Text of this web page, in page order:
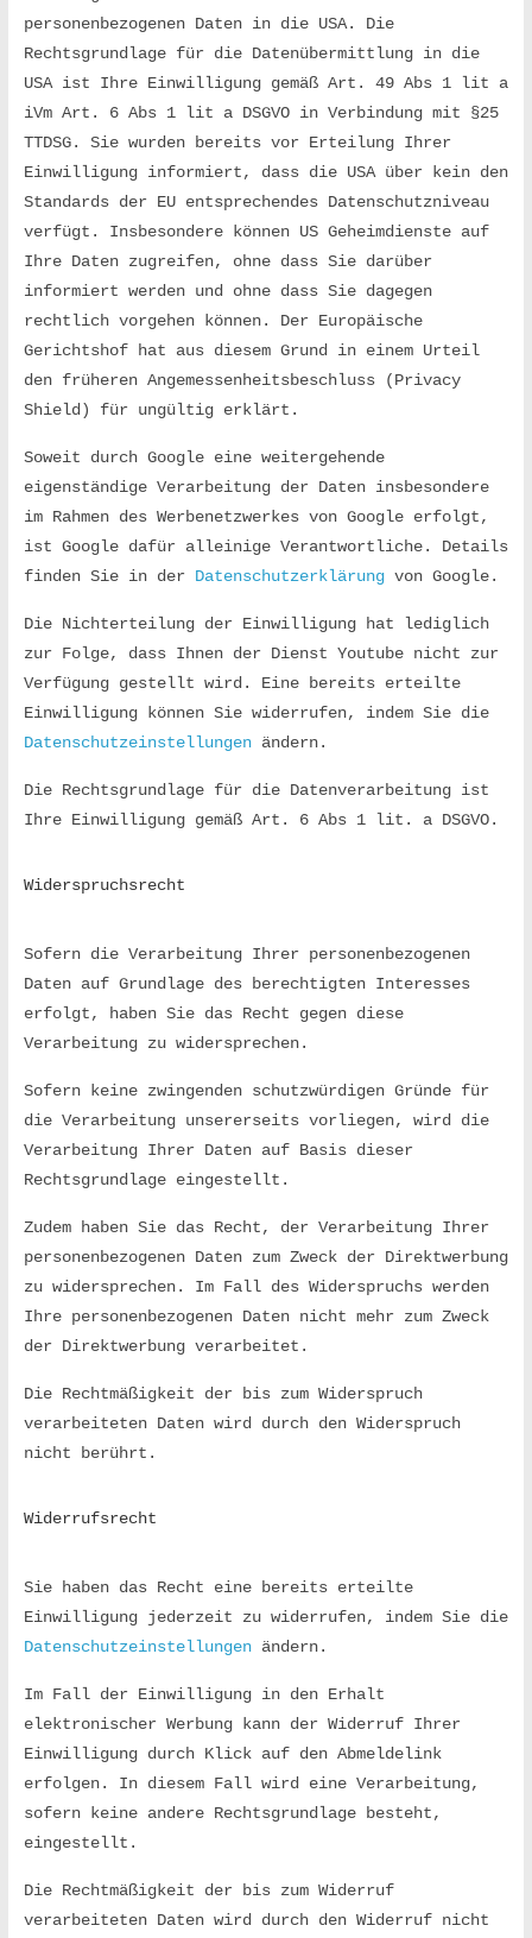
personenbezogenen Daten in die USA. Die
Rechtsgrundlage für die Datenübermittlung in die
USA ist Ihre Einwilligung gemäß Art. 49 Abs 1 lit a
iVm Art. 6 Abs 1 lit a DSGVO in Verbindung mit §25
TTDSG. Sie wurden bereits vor Erteilung Ihrer
Einwilligung informiert, dass die USA über kein den
Standards der EU entsprechendes Datenschutzniveau
verfügt. Insbesondere können US Geheimdienste auf
Ihre Daten zugreifen, ohne dass Sie darüber
informiert werden und ohne dass Sie dagegen
rechtlich vorgehen können. Der Europäische
Gerichtshof hat aus diesem Grund in einem Urteil
den früheren Angemessenheitsbeschluss (Privacy
Shield) für ungültig erklärt.
Soweit durch Google eine weitergehende
eigenständige Verarbeitung der Daten insbesondere
im Rahmen des Werbenetzwerkes von Google erfolgt,
ist Google dafür alleinige Verantwortliche. Details
finden Sie in der Datenschutzerklärung von Google.
Die Nichterteilung der Einwilligung hat lediglich
zur Folge, dass Ihnen der Dienst Youtube nicht zur
Verfügung gestellt wird. Eine bereits erteilte
Einwilligung können Sie widerrufen, indem Sie die
Datenschutzeinstellungen ändern.
Die Rechtsgrundlage für die Datenverarbeitung ist
Ihre Einwilligung gemäß Art. 6 Abs 1 lit. a DSGVO.
Widerspruchsrecht
Sofern die Verarbeitung Ihrer personenbezogenen
Daten auf Grundlage des berechtigten Interesses
erfolgt, haben Sie das Recht gegen diese
Verarbeitung zu widersprechen.
Sofern keine zwingenden schutzwürdigen Gründe für
die Verarbeitung unsererseits vorliegen, wird die
Verarbeitung Ihrer Daten auf Basis dieser
Rechtsgrundlage eingestellt.
Zudem haben Sie das Recht, der Verarbeitung Ihrer
personenbezogenen Daten zum Zweck der Direktwerbung
zu widersprechen. Im Fall des Widerspruchs werden
Ihre personenbezogenen Daten nicht mehr zum Zweck
der Direktwerbung verarbeitet.
Die Rechtmäßigkeit der bis zum Widerspruch
verarbeiteten Daten wird durch den Widerspruch
nicht berührt.
Widerrufsrecht
Sie haben das Recht eine bereits erteilte
Einwilligung jederzeit zu widerrufen, indem Sie die
Datenschutzeinstellungen ändern.
Im Fall der Einwilligung in den Erhalt
elektronischer Werbung kann der Widerruf Ihrer
Einwilligung durch Klick auf den Abmeldelink
erfolgen. In diesem Fall wird eine Verarbeitung,
sofern keine andere Rechtsgrundlage besteht,
eingestellt.
Die Rechtmäßigkeit der bis zum Widerruf
verarbeiteten Daten wird durch den Widerruf nicht